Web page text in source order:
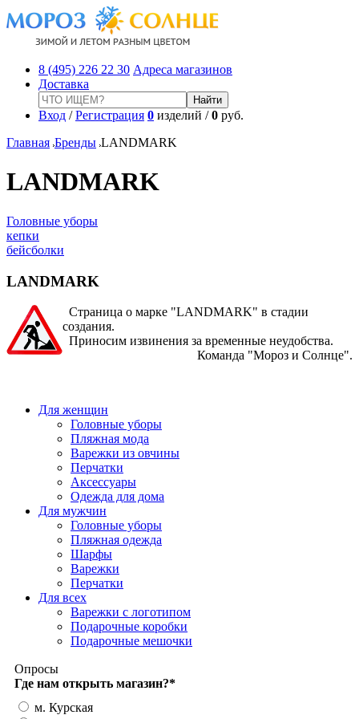
8 (495) 226 22 30 Адреса магазинов
Доставка
Вход /Регистрация 0 изделий /0 руб.
Главная Бренды LANDMARK
LANDMARK
Головные уборы
кепки
бейсболки
LANDMARK
Страница о марке "LANDMARK" в стадии
создания.
Приносим извинения за временные неудобства.
Команда "Мороз и Солнце".
Для женщин
Головные уборы
Пляжная мода
Варежки из овчины
Перчатки
Аксессуары
Одежда для дома
Для мужчин
Головные уборы
Пляжная одежда
Шарфы
Варежки
Перчатки
Для всех
Варежки с логотипом
Подарочные коробки
Подарочные мешочки
Опросы
Где нам открыть магазин?*
м. Курская